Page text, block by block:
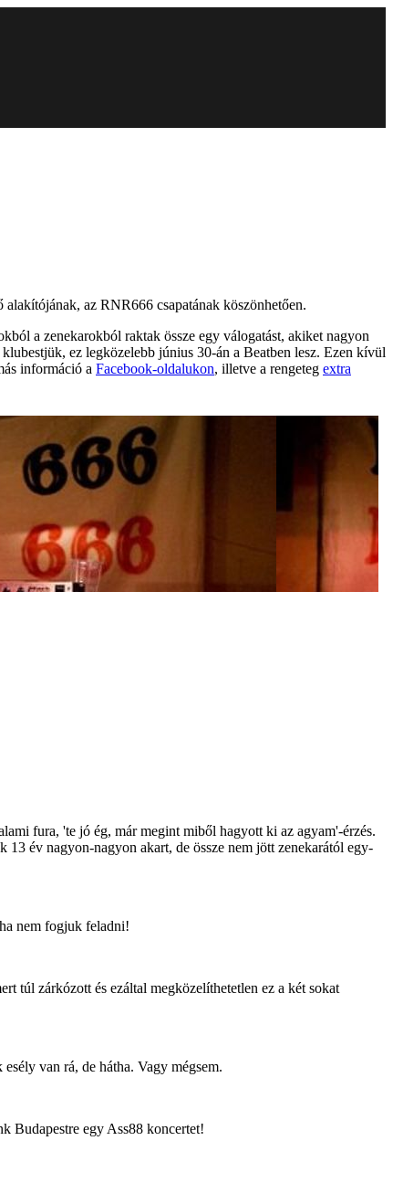
az RNR666 csapatának köszönhetően.
a zenekarokból raktak össze egy válogatást, akiket nagyon
ez legközelebb június 30-án a Beatben lesz. Ezen kívül
információ a Facebook-oldalukon, illetve a rengeteg extra
fura, 'te jó ég, már megint miből hagyott ki az agyam'-érzés.
év nagyon-nagyon akart, de össze nem jött zenekarától egy-
nem fogjuk feladni!
túl zárkózott és ezáltal megközelíthetetlen ez a két sokat
van rá, de hátha. Vagy mégsem.
Budapestre egy Ass88 koncertet!